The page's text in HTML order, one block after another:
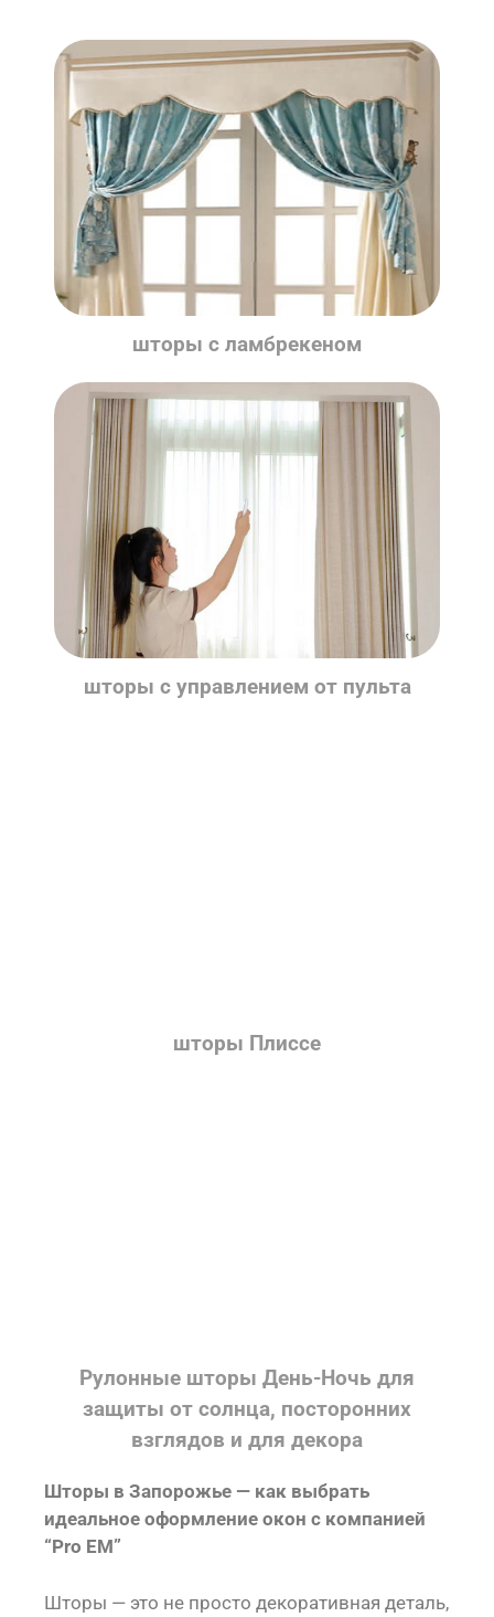
шторы с ламбрекеном
шторы c управлением от пульта
шторы Плиссе
Рулонные шторы День-Ночь для
защиты от солнца, посторонних
взглядов и для декора
Шторы в Запорожье — как выбрать
идеальное оформление окон с компанией
“Pro EM”
Шторы — это не просто декоративная деталь,